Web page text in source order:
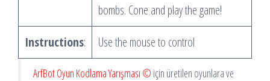
bombs. Cone and play the game!
Instructions: Use the mouse to control
ArfBot Oyun Kodlama Yarışması © için üretilen oyunlara ve